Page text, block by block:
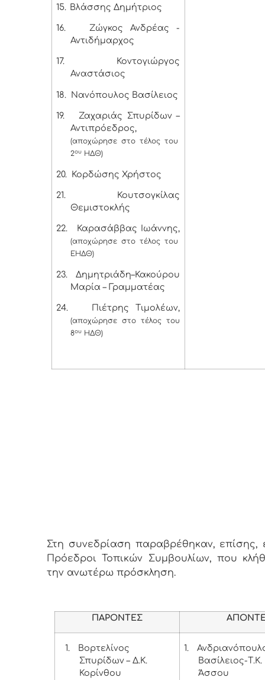
15. Βλάσσης Δημήτριος
16.
Ζώγκος Ανδρέας -
Αντιδήμαρχος
17.
Κοντογιώργος
Αναστάσιος
18. Νανόπουλος Βασίλειος
19.
Ζαχαριάς Σπυρίδων –
Αντιπρόεδρος,
(αποχώρησε στο τέλος του
2ουΗΔΘ)
20. Κορδώσης Χρήστος
21.
Κουτσογκίλας
Θεμιστοκλής
22. Καρασάββας Ιωάννης,
(αποχώρησε στο τέλος του
ΕΗΔΘ)
23.
Δημητριάδη–Κακούρου
Μαρία – Γραμματέας
24. Πιέτρης Τιμολέων,
(αποχώρησε στο τέλος του
8ουΗΔΘ)
Στη συνεδρίαση παραβρέθηκαν, επίσης,
Πρόεδροι Τοπικών Συμβουλίων, που
την ανωτέρω πρόσκληση.
ΠΑΡΟΝΤΕΣ
1.
Βορτελίνος
Σπυρίδων – Δ.Κ.
Κορίνθου
1.
Βασίλειος-
Άσσου